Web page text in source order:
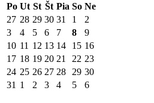
Po Ut St Št Pia So Ne
27 28 29 30 31 1
2
3
4 5 6 7 8
9
10 11 12 13 14 15 16
17 18 19 20 21 22 23
24 25 26 27 28 29 30
31 1 2 3 4 5 6